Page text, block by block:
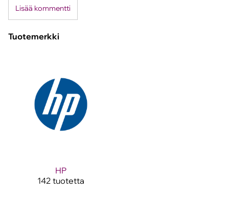
Lisää kommentti
Tuotemerkki
HP
142 tuotetta